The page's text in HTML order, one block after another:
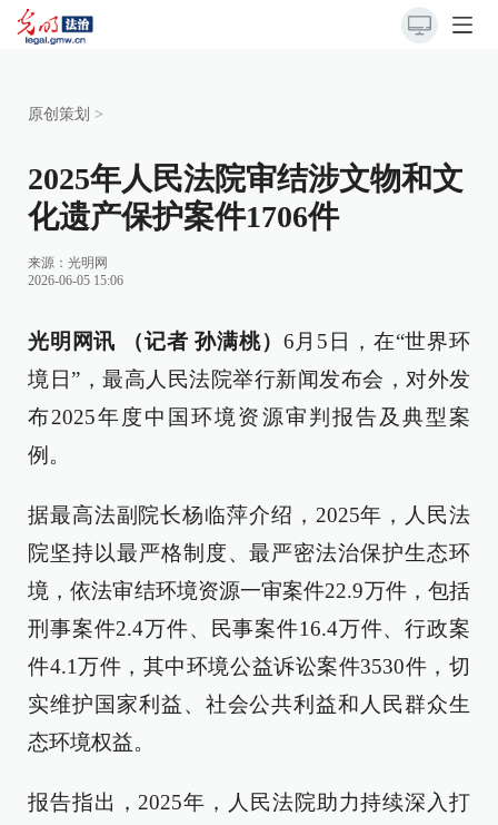
原创策划 >
2025年人民法院审结涉文物和文
化遗产保护案件1706件
来源： 光明网
2026-06-05 15:06
光明网讯 （记者 孙满桃） 6月5日，在“世界环
境日”，最高人民法院举行新闻发布会，对外发
布2025年度中国环境资源审判报告及典型案
例。
据最高法副院长杨临萍介绍，2025年，人民法
院坚持以最严格制度、最严密法治保护生态环
境，依法审结环境资源一审案件22.9万件，包括
刑事案件2.4万件、民事案件16.4万件、行政案
件4.1万件，其中环境公益诉讼案件3530件，切
实维护国家利益、社会公共利益和人民群众生
态环境权益。
报告指出，2025年，人民法院助力持续深入打